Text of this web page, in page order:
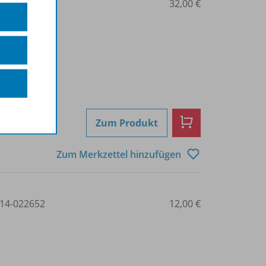
14-022686-8 32,00 €
Zum Produkt
Zum Merkzettel hinzufügen
022652 12,00 €